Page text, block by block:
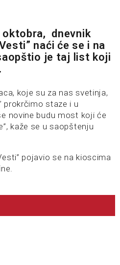
oktobra, dnevnik
naći će se i na
je taj list koji
koje su za nas svetinja,
prokrčimo staze i u
novine budu most koji će
kaže se u saopštenju
pojavio se na kioscima